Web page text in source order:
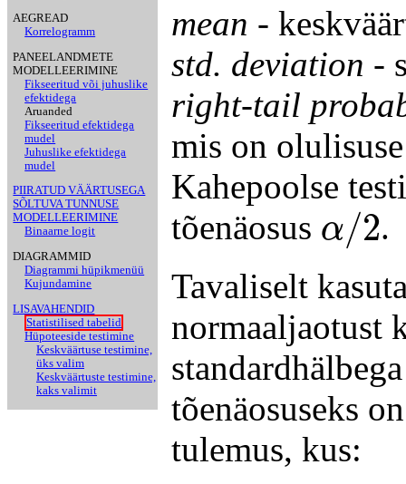
AEGREAD
Korrelogramm
PANEELANDMETE
MODELLEERIMINE
Fikseeritud või juhuslike
efektidega
Aruanded
Fikseeritud efektidega
mudel
Juhuslike efektidega
mudel
PIIRATUD VÄÄRTUSEGA
SÕLTUVA TUNNUSE
MODELLEERIMINE
Binaarne logit
DIAGRAMMID
Diagrammi hüpikmenüü
Kujundamine
LISAVAHENDID
Statistilised tabelid
Hüpoteeside testimine
Keskväärtuse testimine,
üks valim
Keskväärtuste testimine,
kaks valimit
mean -
std. deviation -
right-tail
mis on
Kahepoolse
tõenäosus α/2
α 2 .
Tavaliselt
normaaljaotust
tõenäosuseks
tulemus, kus: